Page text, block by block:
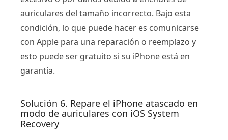
auriculares del tamaño incorrecto. Bajo esta
condición, lo que puede hacer es comunicarse
con Apple para una reparación o reemplazo y
esto puede ser gratuito si su iPhone está en
garantía.
Solución 6. Repare el iPhone atascado en
modo de auriculares con iOS System
Recovery